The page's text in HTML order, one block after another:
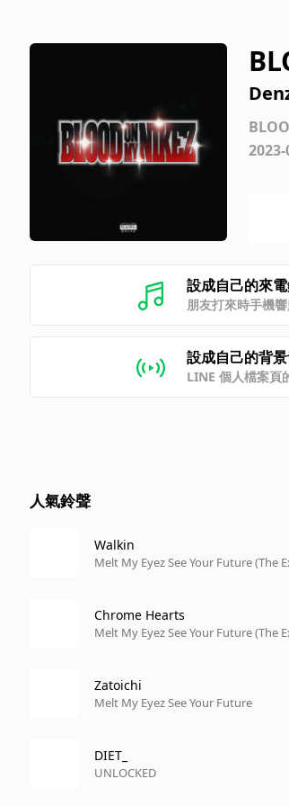
設成自己的來
朋友打來時手機
設成自己的背
LINE 個人檔案頁
人氣鈴聲
Walkin
Melt My Eyez See Your Future (The
Chrome Hearts
Melt My Eyez See Your Future (The
Zatoichi
Melt My Eyez See Your Future
DIET_
UNLOCKED